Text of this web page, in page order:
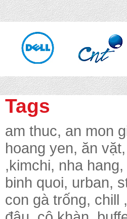
Tags
am thuc, an mon
hoang yen, ăn
,kimchi, nha
binh quoi, urban,
con gà trống, chill